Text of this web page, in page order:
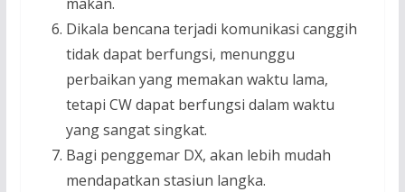
Dikala bencana terjadi komunikasi canggih
tidak dapat berfungsi, menunggu
perbaikan yang memakan waktu lama,
tetapi CW dapat berfungsi dalam waktu
yang sangat singkat.
Bagi penggemar DX, akan lebih mudah
mendapatkan stasiun langka.